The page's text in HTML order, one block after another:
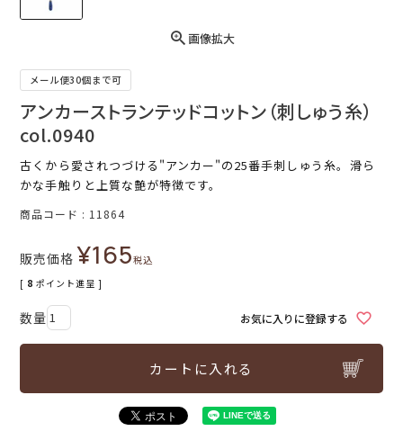
画像拡大
メール便30個まで可
アンカーストランテッドコットン（刺しゅう糸）
col.0940
古くから愛されつづける"アンカー"の25番手刺しゅう糸。滑ら
かな手触りと上質な艶が特徴です。
商品コード 11864
販売価格 ¥165税込
[ 8 ポイント進呈 ]
お気に入りに登録する
カートに入れる